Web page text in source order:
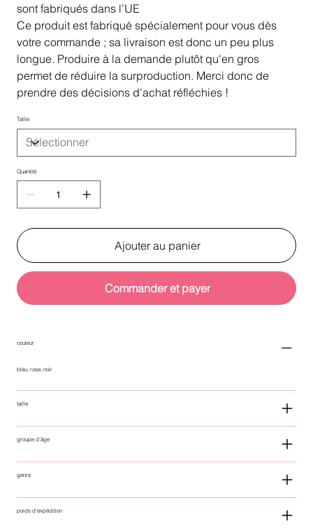
sont fabriqués dans l’UE
Ce produit est fabriqué spécialement pour vous dès
votre commande ; sa livraison est donc un peu plus
longue. Produire à la demande plutôt qu'en gros
permet de réduire la surproduction. Merci donc de
prendre des décisions d'achat réfléchies !
Taille
Quantité
Ajouter au panier
Commander et payer
couleur
bleu, rose, noir
taille
groupe d'âge
genre
poids d'expédition